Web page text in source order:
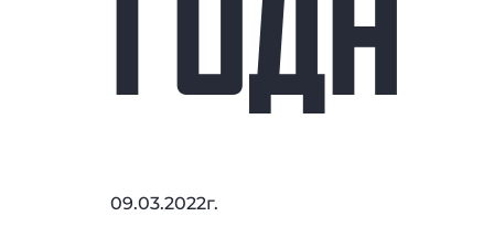
ГОДА
09.03.2022г.